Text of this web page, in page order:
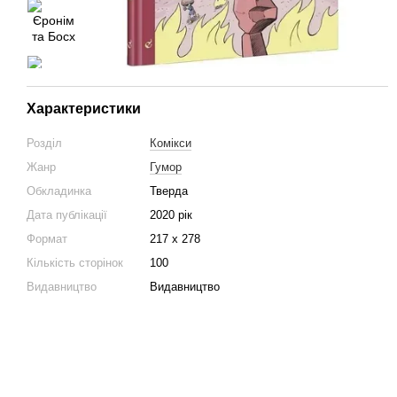
Характеристики
Розділ
Комікси
Жанр
Гумор
Обкладинка
Тверда
Дата публікації
2020 рік
Формат
217 х 278
Кількість сторінок
100
Видавництво
Видавництво